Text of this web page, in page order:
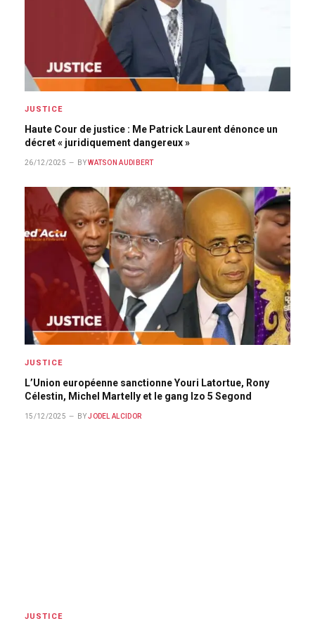
JUSTICE
Haute Cour de justice : Me Patrick Laurent dénonce un
décret « juridiquement dangereux »
26/12/2025 BY WATSON AUDIBERT
JUSTICE
L’Union européenne sanctionne Youri Latortue, Rony
Célestin, Michel Martelly et le gang Izo 5 Segond
15/12/2025 BY JODEL ALCIDOR
JUSTICE